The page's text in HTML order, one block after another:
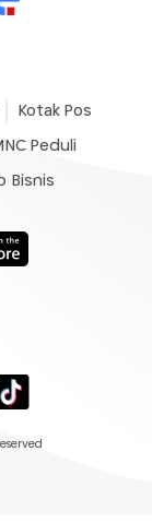
Kotak Pos
Peduli
Bisnis